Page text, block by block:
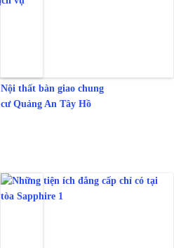
Nội thất bàn giao chung
cư Quảng An Tây Hồ